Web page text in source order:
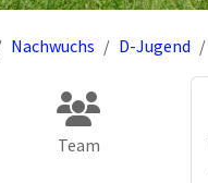
Nachwuchs D-Jugend
Team